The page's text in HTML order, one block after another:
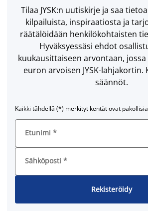
Tilaa JYSK:n uutiskirje ja saa
kilpailuista, inspiraatiosta ja
räätälöidään henkilökohtaisten
Hyväksyessäsi ehdot
kuukausittaiseen arvontaan,
euron arvoisen JYSK-lahjakortin.
säännöt.
Kaikki tähdellä (*) merkityt kentät ovat
Etunimi *
Sähköposti *
Rekisteröidy